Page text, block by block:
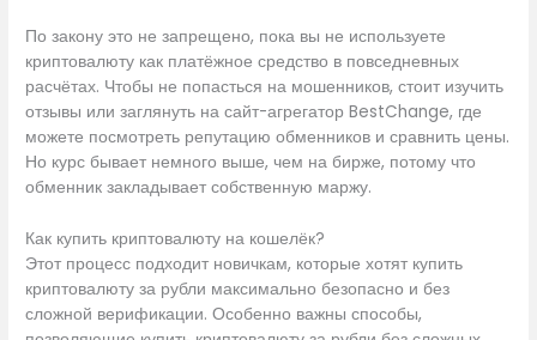
По закону это не запрещено, пока вы не используете
криптовалюту как платёжное средство в повседневных
расчётах. Чтобы не попасться на мошенников, стоит изучить
отзывы или заглянуть на сайт-агрегатор BestChange, где
можете посмотреть репутацию обменников и сравнить цены.
Но курс бывает немного выше, чем на бирже, потому что
обменник закладывает собственную маржу.
Как купить криптовалюту на кошелёк?
Этот процесс подходит новичкам, которые хотят купить
криптовалюту за рубли максимально безопасно и без
сложной верификации. Особенно важны способы,